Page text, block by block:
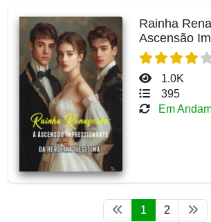
Rainha
Ascensão
da Herdeira
1.0K
395
Em
1 2